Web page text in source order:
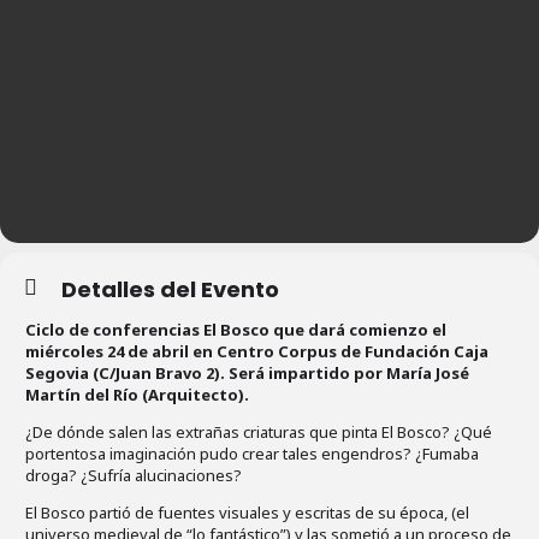
Detalles del Evento
Ciclo de conferencias El Bosco que dará comienzo el
miércoles 24 de abril en Centro Corpus de Fundación Caja
Segovia (C/Juan Bravo 2). Será impartido por María José
Martín del Río (Arquitecto).
¿De dónde salen las extrañas criaturas que pinta El Bosco? ¿Qué
portentosa imaginación pudo crear tales engendros? ¿Fumaba
droga? ¿Sufría alucinaciones?
El Bosco partió de fuentes visuales y escritas de su época, (el
universo medieval de “lo fantástico”) y las sometió a un proceso de